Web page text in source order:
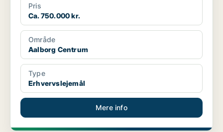
Pris
Ca. 750.000 kr.
Område
Aalborg Centrum
Type
Erhvervslejemål
Mere info